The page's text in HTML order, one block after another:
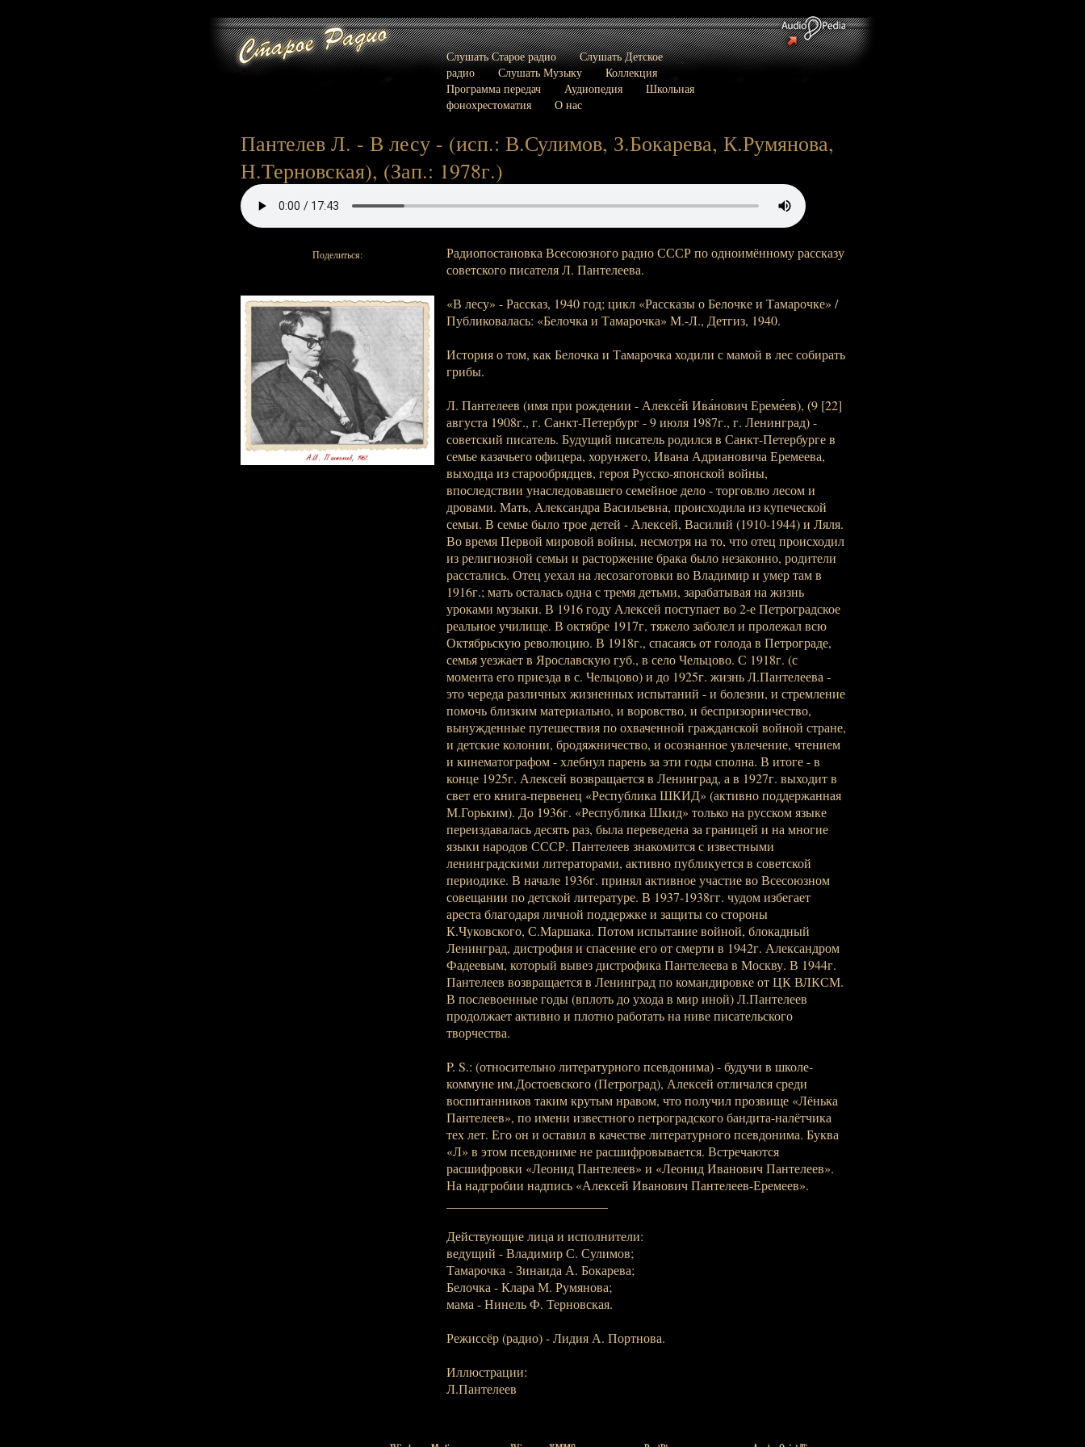
Слушать Старое радио
Слушать Детское
радио
Слушать Музыку
Коллекция
Программа передач
Аудиопедия
Школьная
фонохрестоматия
О нас
Пантелев Л. - В лесу - (исп.: В.Сулимов, З.Бокарева, К.Румянова,
Н.Терновская), (Зап.: 1978г.)
Поделиться:
Радиопостановка Всесоюзного радио СССР по одноимённому рассказу
советского писателя Л. Пантелеева.
«В лесу» - Рассказ, 1940 год; цикл «Рассказы о Белочке и Тамарочке» /
Публиковалась: «Белочка и Тамарочка» М.-Л., Детгиз, 1940.
История о том, как Белочка и Тамарочка ходили с мамой в лес собирать
грибы.
Л. Пантелеев (имя при рождении - Алексе́й Ива́нович Ереме́ев), (9 [22]
августа 1908г., г. Санкт-Петербург - 9 июля 1987г., г. Ленинград) -
советский писатель. Будущий писатель родился в Санкт-Петербурге в
семье казачьего офицера, хорунжего, Ивана Адриановича Еремеева,
выходца из старообрядцев, героя Русско-японской войны,
впоследствии унаследовавшего семейное дело - торговлю лесом и
дровами. Мать, Александра Васильевна, происходила из купеческой
семьи. В семье было трое детей - Алексей, Василий (1910-1944) и Ляля.
Во время Первой мировой войны, несмотря на то, что отец происходил
из религиозной семьи и расторжение брака было незаконно, родители
расстались. Отец уехал на лесозаготовки во Владимир и умер там в
1916г.; мать осталась одна с тремя детьми, зарабатывая на жизнь
уроками музыки. В 1916 году Алексей поступает во 2-е Петроградское
реальное училище. В октябре 1917г. тяжело заболел и пролежал всю
Октябрьскую революцию. В 1918г., спасаясь от голода в Петрограде,
семья уезжает в Ярославскую губ., в село Чельцово. С 1918г. (с
момента его приезда в с. Чельцово) и до 1925г. жизнь Л.Пантелеева -
это череда различных жизненных испытаний - и болезни, и стремление
помочь близким материально, и воровство, и беспризорничество,
вынужденные путешествия по охваченной гражданской войной стране,
и детские колонии, бродяжничество, и осознанное увлечение, чтением
и кинематографом - хлебнул парень за эти годы сполна. В итоге - в
конце 1925г. Алексей возвращается в Ленинград, а в 1927г. выходит в
свет его книга-первенец «Республика ШКИД» (активно поддержанная
М.Горьким). До 1936г. «Республика Шкид» только на русском языке
переиздавалась десять раз, была переведена за границей и на многие
языки народов СССР. Пантелеев знакомится с известными
ленинградскими литераторами, активно публикуется в советской
периодике. В начале 1936г. принял активное участие во Всесоюзном
совещании по детской литературе. В 1937-1938гг. чудом избегает
ареста благодаря личной поддержке и защиты со стороны
К.Чуковского, С.Маршака. Потом испытание войной, блокадный
Ленинград, дистрофия и спасение его от смерти в 1942г. Александром
Фадеевым, который вывез дистрофика Пантелеева в Москву. В 1944г.
Пантелеев возвращается в Ленинград по командировке от ЦК ВЛКСМ.
В послевоенные годы (вплоть до ухода в мир иной) Л.Пантелеев
продолжает активно и плотно работать на ниве писательского
творчества.
P. S.: (относительно литературного псевдонима) - будучи в школе-
коммуне им.Достоевского (Петроград), Алексей отличался среди
воспитанников таким крутым нравом, что получил прозвище «Лёнька
Пантелеев», по имени известного петроградского бандита-налётчика
тех лет. Его он и оставил в качестве литературного псевдонима. Буква
«Л» в этом псевдониме не расшифровывается. Встречаются
расшифровки «Леонид Пантелеев» и «Леонид Иванович Пантелеев».
На надгробии надпись «Алексей Иванович Пантелеев-Еремеев».
Действующие лица и исполнители:
ведущий - Владимир С. Сулимов;
Тамарочка - Зинаида А. Бокарева;
Белочка - Клара М. Румянова;
мама - Нинель Ф. Терновская.
Режиссёр (радио) - Лидия А. Портнова.
Иллюстрации:
Л.Пантелеев